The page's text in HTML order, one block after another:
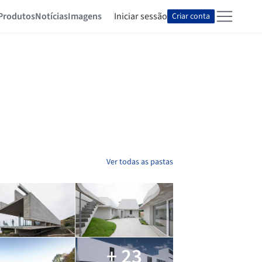
NotíciasImagens Iniciar sessão Criar conta
Ver todas as pastas